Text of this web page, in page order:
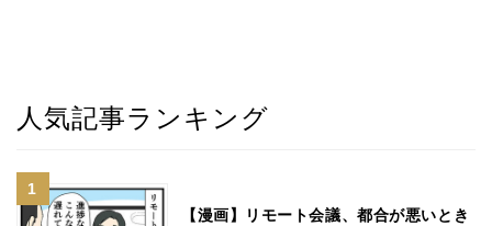
人気記事ランキング
【漫画】リモート会議、都合が悪いとき